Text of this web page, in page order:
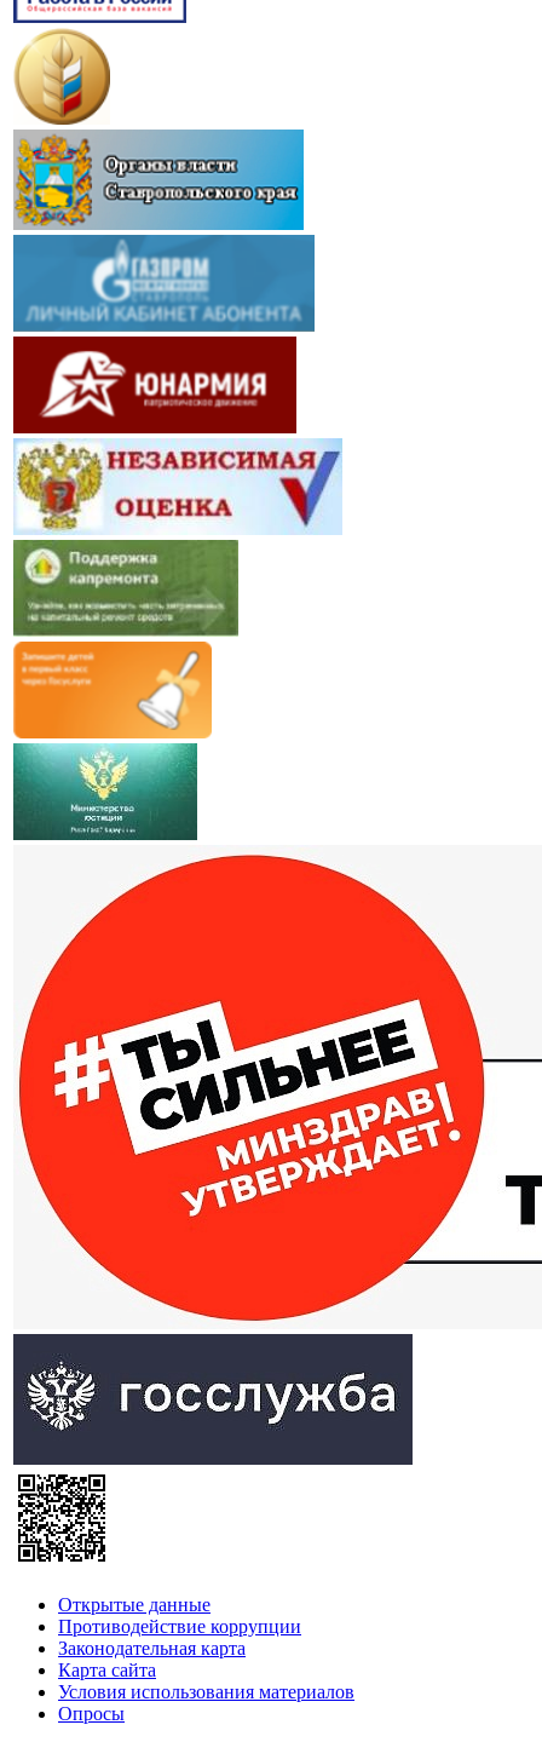
Открытые данные
Противодействие коррупции
Законодательная карта
Карта сайта
Условия использования материалов
Опросы